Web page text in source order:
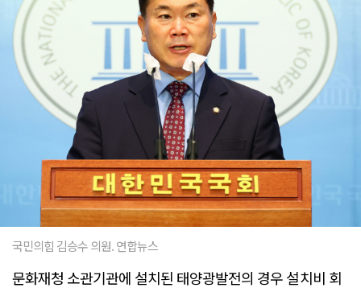
국민의힘 김승수 의원. 연합뉴스
문화재청 소관기관에 설치된 태양광발전의 경우 설치비 회